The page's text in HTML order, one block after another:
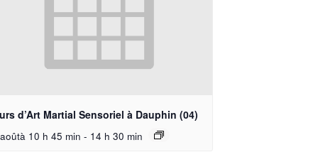
d’Art Martial Sensoriel à Dauphin (04)
10 h 45 min - 14 h 30 min